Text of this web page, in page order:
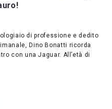
di professione e dedito
Dino Bonatti ricorda
con una Jaguar. All’età di